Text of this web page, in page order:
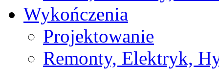
Wykończenia
Projektowanie
Remonty, Elektryk,